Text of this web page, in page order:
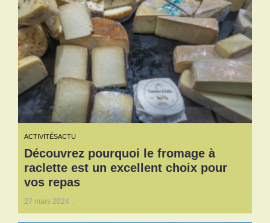
ACTIVITÉSACTU
Découvrez pourquoi le fromage à
raclette est un excellent choix pour
vos repas
27 mars 2024